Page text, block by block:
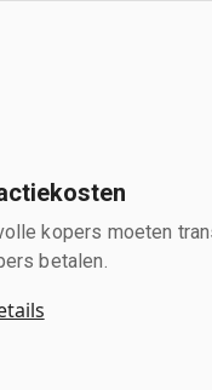
kopers moeten
betalen.